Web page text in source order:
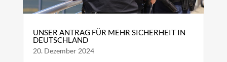
UNSER ANTRAG FÜR MEHR SICHERHEIT IN
DEUTSCHLAND
20. Dezember 2024